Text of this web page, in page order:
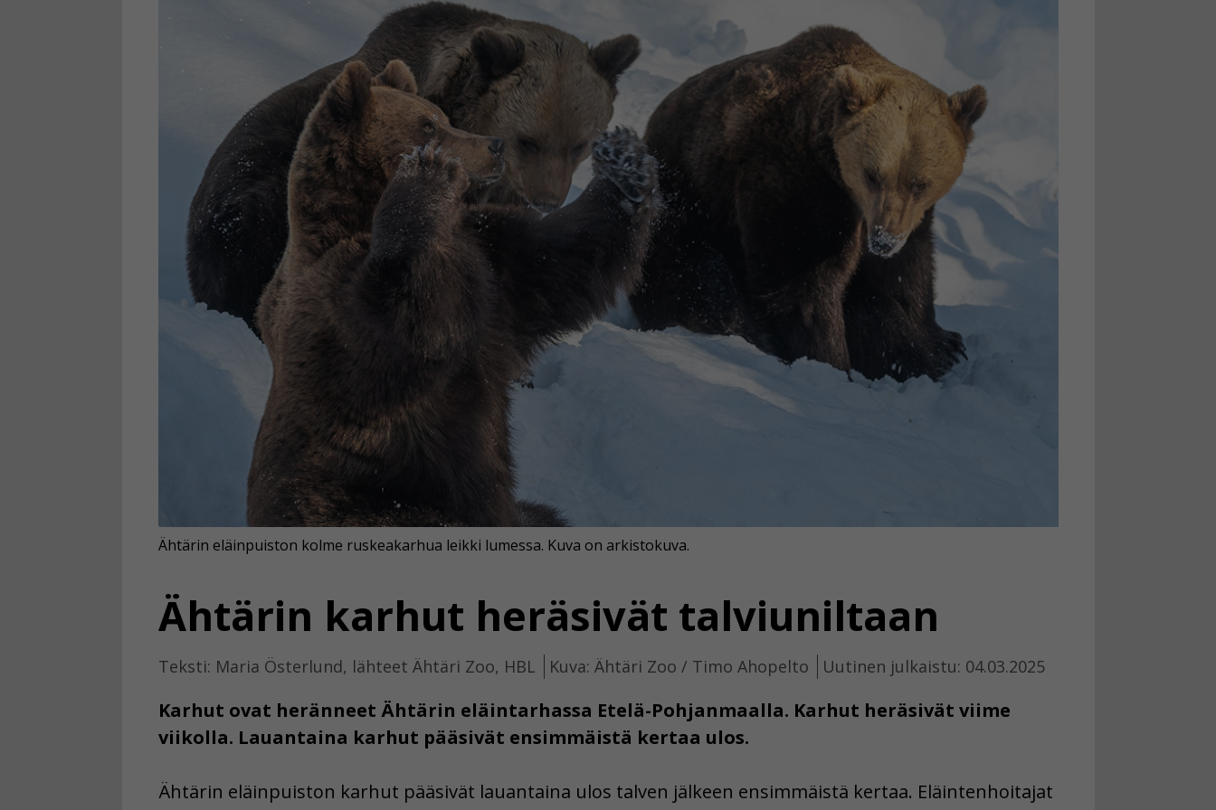
Ähtärin karhut heräsivät talviuniltaan
Teksti: Maria Österlund, lähteet Ähtäri Zoo, HBL Kuva: Ähtäri Zoo / Timo Ahopelto Uutinen julkaistu: 04.03.2025
Karhut ovat heränneet Ähtärin eläintarhassa Etelä-Pohjanmaalla. Karhut heräsivät viime
viikolla. Lauantaina karhut pääsivät ensimmäistä kertaa ulos.
Ähtärin eläinpuiston kolme ruskeakarhua leikki lumessa. Kuva on arkistokuva.
Ähtärin eläinpuiston karhut pääsivät lauantaina ulos talven jälkeen ensimmäistä kertaa. Eläintenhoitajat